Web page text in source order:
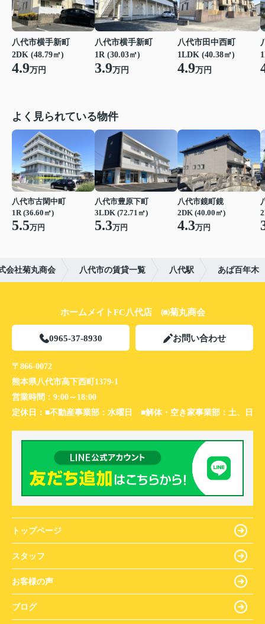
八代市横手新町
2DK (48.79㎡)
4.9万円
八代市横手新町
1R (30.03㎡)
3.9万円
八代市田中西町
1LDK (40.38㎡)
4.9万円
よく見られている物件
八代市古閑中町
1R (36.60㎡)
5.5万円
八代市豊原下町
3LDK (72.71㎡)
5.3万円
八代市鏡町鏡
2DK (40.00㎡)
4.3万円
会社菊丸商会 八代市の賃貸一覧 八代駅 あぱ百年木
ホームメイトFC八代店 ㈱菊丸商会
0965-37-8930 お問い合わせ
〒866-0072
熊本県八代市高下西町1379-1
営業時間： 9:00～18:00
定休日： ■不動産事業部：水曜日 ■解体・空き家事業部：土、日
トップページ
スタッフ
お客様の声
ブログ